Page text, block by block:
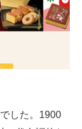
した。1900